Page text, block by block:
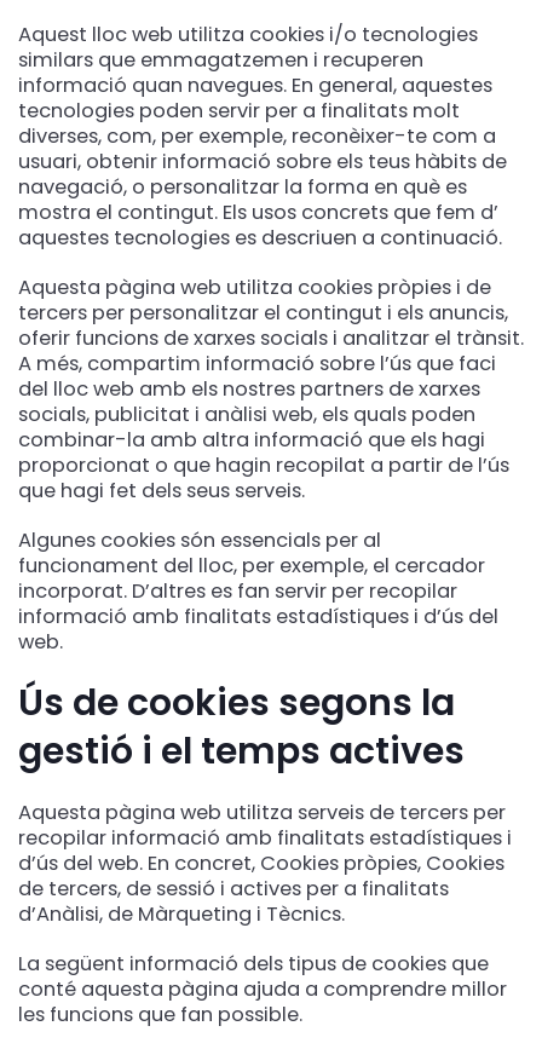
Aquest lloc web utilitza cookies i/o tecnologies
similars que emmagatzemen i recuperen
informació quan navegues. En general, aquestes
tecnologies poden servir per a finalitats molt
diverses, com, per exemple, reconèixer-te com a
usuari, obtenir informació sobre els teus hàbits de
navegació, o personalitzar la forma en què es
mostra el contingut. Els usos concrets que fem d’
aquestes tecnologies es descriuen a continuació.
Aquesta pàgina web utilitza cookies pròpies i de
tercers per personalitzar el contingut i els anuncis,
oferir funcions de xarxes socials i analitzar el trànsit.
A més, compartim informació sobre l’ús que faci
del lloc web amb els nostres partners de xarxes
socials, publicitat i anàlisi web, els quals poden
combinar-la amb altra informació que els hagi
proporcionat o que hagin recopilat a partir de l’ús
que hagi fet dels seus serveis.
Algunes cookies són essencials per al
funcionament del lloc, per exemple, el cercador
incorporat. D’altres es fan servir per recopilar
informació amb finalitats estadístiques i d’ús del
web.
Ús de cookies segons la
gestió i el temps actives
Aquesta pàgina web utilitza serveis de tercers per
recopilar informació amb finalitats estadístiques i
d’ús del web. En concret, Cookies pròpies, Cookies
de tercers, de sessió i actives per a finalitats
d’Anàlisi, de Màrqueting i Tècnics.
La següent informació dels tipus de cookies que
conté aquesta pàgina ajuda a comprendre millor
les funcions que fan possible.